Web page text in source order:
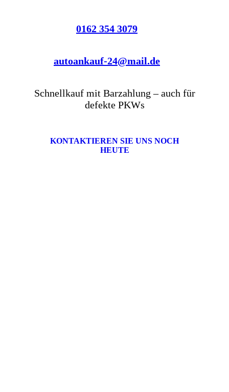
0162 354 3079
autoankauf-24@mail.de
Schnellkauf mit Barzahlung – auch für
defekte PKWs
KONTAKTIEREN SIE UNS NOCH
HEUTE